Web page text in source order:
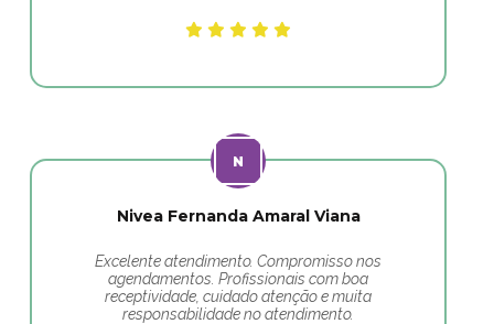
Nivea Fernanda Amaral Viana
Excelente atendimento. Compromisso nos
agendamentos. Profissionais com boa
receptividade, cuidado atenção e muita
responsabilidade no atendimento.